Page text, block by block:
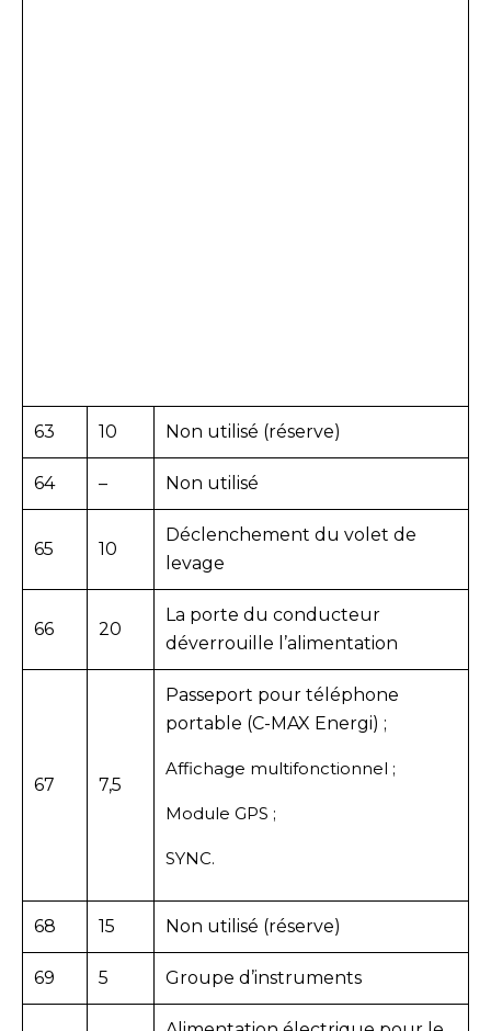
63 10 Non utilisé (réserve)
64 – Non utilisé
65 10
Déclenchement du volet de
levage
66 20
La porte du conducteur
déverrouille l’alimentation
67 7,5
Passeport pour téléphone
portable (C-MAX Energi) ;
Affichage multifonctionnel ;
Module GPS ;
SYNC.
68 15 Non utilisé (réserve)
69 5 Groupe d’instruments